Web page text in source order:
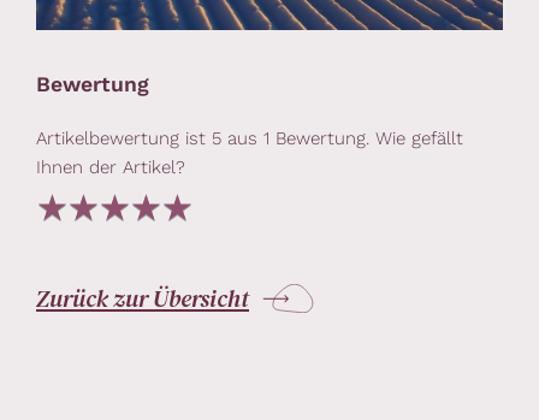
Bewertung
Artikelbewertung ist 5 aus 1 Bewertung. Wie gefällt
Ihnen der Artikel?
Zurück zur Übersicht